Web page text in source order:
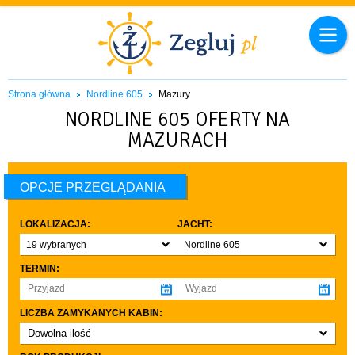
Strona główna Nordline 605 Mazury
NORDLINE 605 OFERTY NA
MAZURACH
OPCJE PRZEGLĄDANIA
LOKALIZACJA:
19 wybranych
JACHT:
Nordline 605
TERMIN:
LICZBA ZAMYKANYCH KABIN:
Dowolna ilość